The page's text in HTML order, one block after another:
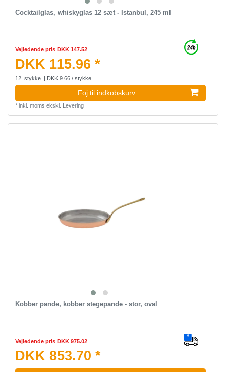
Cocktailglas, whiskyglas 12 sæt - Istanbul, 245 ml
Vejledende pris DKK 147.52
DKK 115.96 *
12 stykke | DKK 9.66 / stykke
Foj til indkobskurv
* inkl. moms ekskl. Levering
Kobber pande, kobber stegepande - stor, oval
Vejledende pris DKK 975.02
DKK 853.70 *